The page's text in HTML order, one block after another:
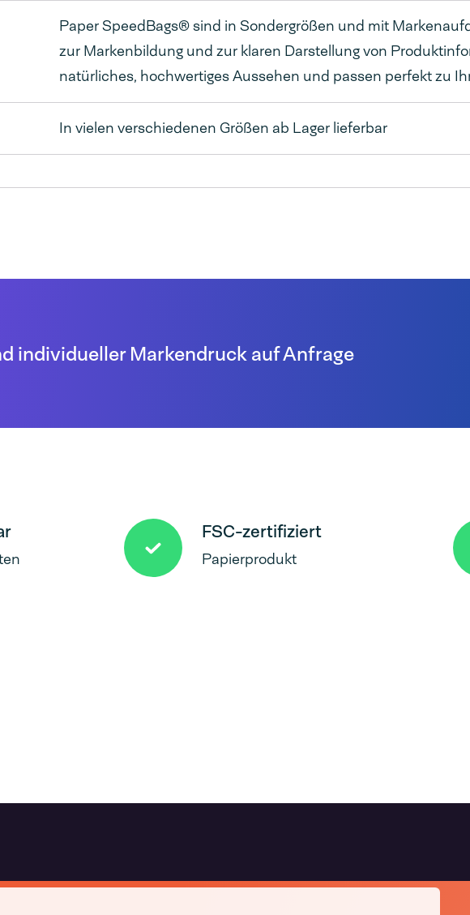
Paper SpeedBags® sind in Sondergrößen und mit
zur Markenbildung und zur klaren Darstellung von
natürliches, hochwertiges Aussehen und passen perfekt zu
In vielen verschiedenen Größen ab Lager lieferbar
individueller Markendruck auf Anfrage
FSC-zertifiziert
Papierprodukt